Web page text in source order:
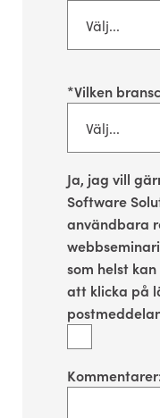
*Vilken
Ja, jag vill
Software
användbara
som helst
att klicka på